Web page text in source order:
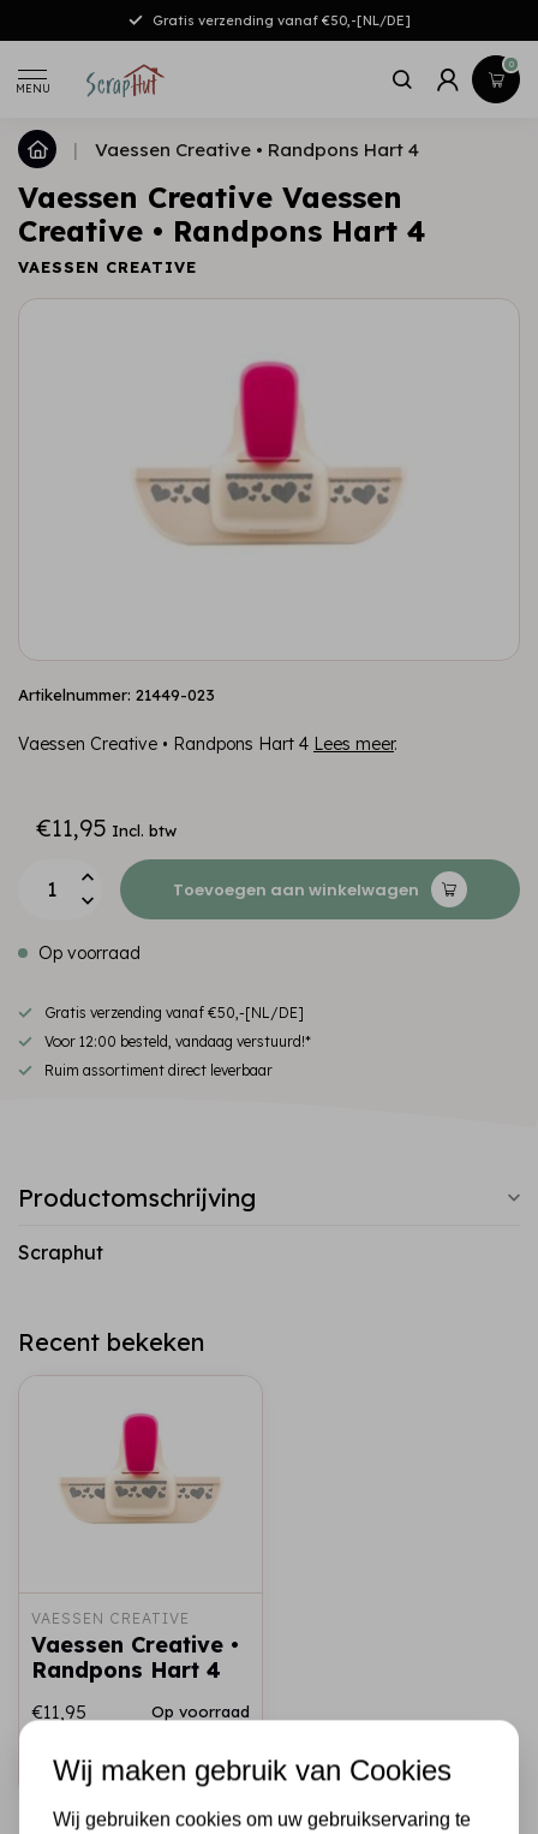
Gratis verzending vanaf €50,-[NL/DE]
MENU
0
| Vaessen Creative • Randpons Hart 4
Vaessen Creative Vaessen
Creative • Randpons Hart 4
VAESSEN CREATIVE
Artikelnummer: 21449-023
Vaessen Creative • Randpons Hart 4 Lees meer.
€11,95 Incl. btw
Toevoegen aan winkelwagen
Op voorraad
Gratis verzending vanaf €50,-[NL/DE]
Voor 12:00 besteld, vandaag verstuurd!*
Ruim assortiment direct leverbaar
Productomschrijving
Scraphut
Recent bekeken
VAESSEN CREATIVE
Vaessen Creative •
Randpons Hart 4
€11,95 Op voorraad
Snel toevoegen
Wij maken gebruik van Cookies
Wij gebruiken cookies om uw gebruikservaring te